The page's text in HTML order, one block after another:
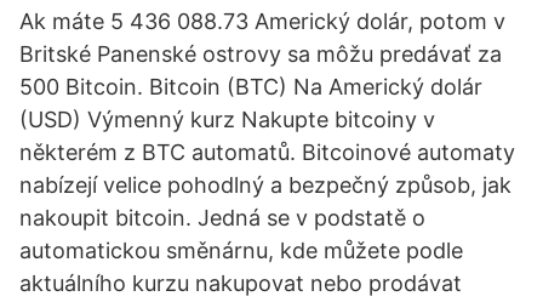
Ak máte 5 436 088.73 Americký dolár, potom v
Britské Panenské ostrovy sa môžu predávať za
500 Bitcoin. Bitcoin (BTC) Na Americký dolár
(USD) Výmenný kurz Nakupte bitcoiny v
některém z BTC automatů. Bitcoinové automaty
nabízejí velice pohodlný a bezpečný způsob, jak
nakoupit bitcoin. Jedná se v podstatě o
automatickou směnárnu, kde můžete podle
aktuálního kurzu nakupovat nebo prodávat